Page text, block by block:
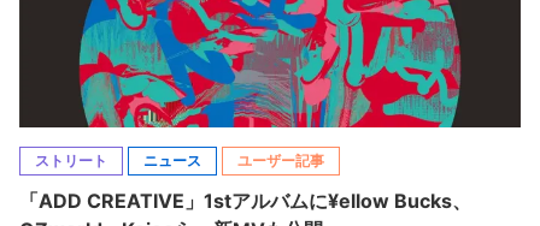
ストリート ニュース ユーザー記事
「ADD CREATIVE」1stアルバムに¥ellow Bucks、